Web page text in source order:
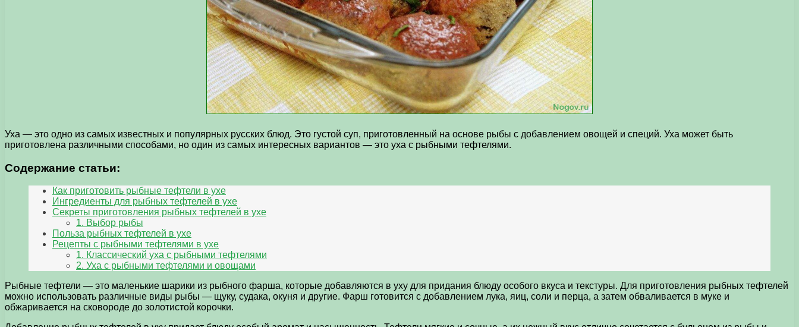
Уха — это одно из самых известных и популярных русских блюд. Это густой суп, приготовленный на основе рыбы с добавлением овощей и специй. Уха может быть
приготовлена различными способами, но один из самых интересных вариантов — это уха с рыбными тефтелями.
Содержание статьи:
Как приготовить рыбные тефтели в ухе
Ингредиенты для рыбных тефтелей в ухе
Секреты приготовления рыбных тефтелей в ухе
1. Выбор рыбы
Польза рыбных тефтелей в ухе
Рецепты с рыбными тефтелями в ухе
1. Классический уха с рыбными тефтелями
2. Уха с рыбными тефтелями и овощами
Рыбные тефтели — это маленькие шарики из рыбного фарша, которые добавляются в уху для придания блюду особого вкуса и текстуры. Для приготовления рыбных тефтелей
можно использовать различные виды рыбы — щуку, судака, окуня и другие. Фарш готовится с добавлением лука, яиц, соли и перца, а затем обваливается в муке и
обжаривается на сковороде до золотистой корочки.